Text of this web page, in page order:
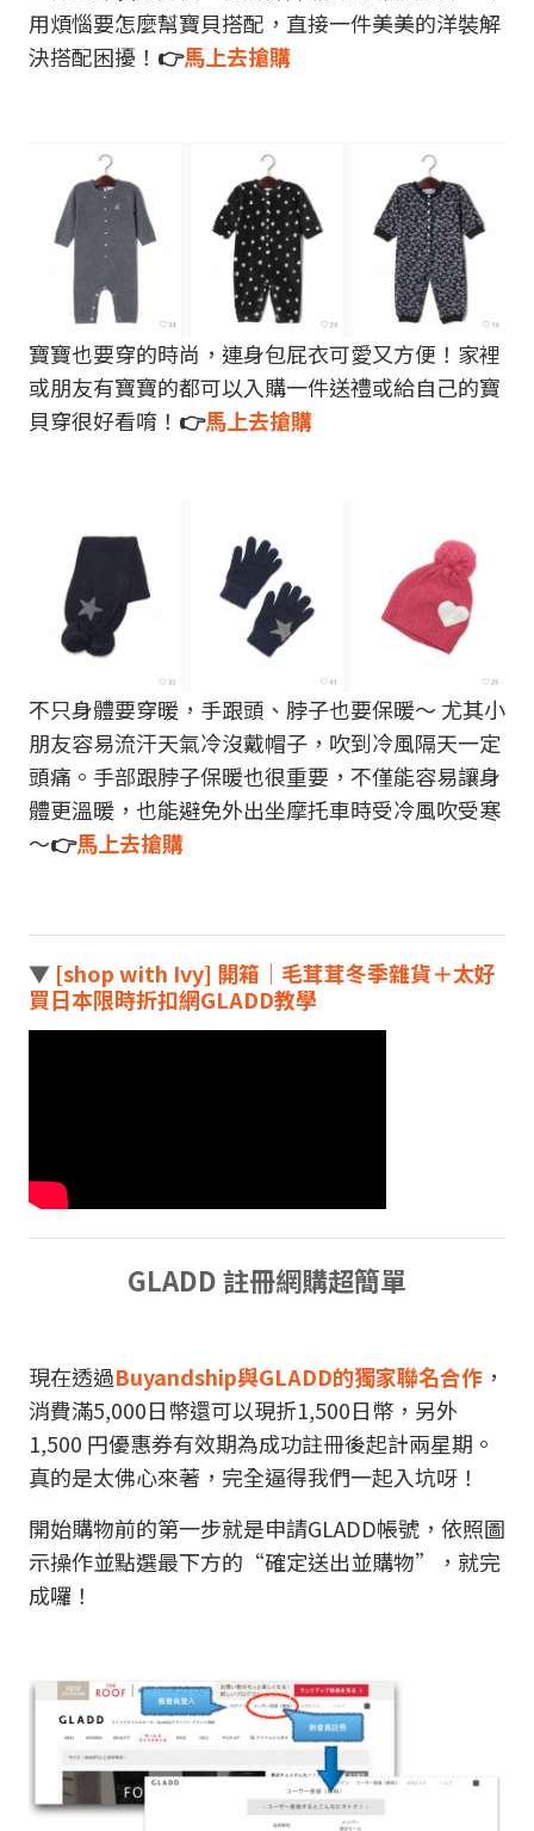
用煩惱要怎麼幫寶貝搭配，直接一件美美的洋裝解
決搭配困擾！ 👉馬上去搶購
寶寶也要穿的時尚，連身包屁衣可愛又方便！家裡
或朋友有寶寶的都可以入購一件送禮或給自己的寶
貝穿很好看唷！ 👉馬上去搶購
不只身體要穿暖，手跟頭、脖子也要保暖～ 尤其小
朋友容易流汗天氣冷沒戴帽子，吹到冷風隔天一定
頭痛。手部跟脖子保暖也很重要，不僅能容易讓身
體更溫暖，也能避免外出坐摩托車時受冷風吹受寒
～👉馬上去搶購
▼ [shop with Ivy] 開箱｜毛茸茸冬季雜貨＋太好
買日本限時折扣網GLADD教學
GLADD 註冊網購超簡單
現在透過Buyandship與GLADD的獨家聯名合作 ，
消費滿5,000日幣還可以現折1,500日幣，另外
1,500 円優惠券有效期為成功註冊後起計兩星期。
真的是太佛心來著，完全逼得我們一起入坑呀！
開始購物前的第一步就是申請GLADD帳號，依照圖
示操作並點選最下方的“確定送出並購物”，就完
成囉！